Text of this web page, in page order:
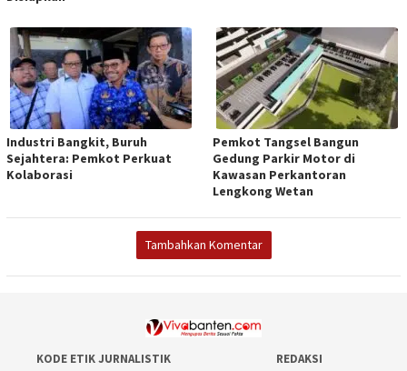
Industri Bangkit, Buruh
Sejahtera: Pemkot Perkuat
Kolaborasi
Pemkot Tangsel Bangun
Gedung Parkir Motor di
Kawasan Perkantoran
Lengkong Wetan
Tambahkan Komentar
KODE ETIK JURNALISTIK REDAKSI